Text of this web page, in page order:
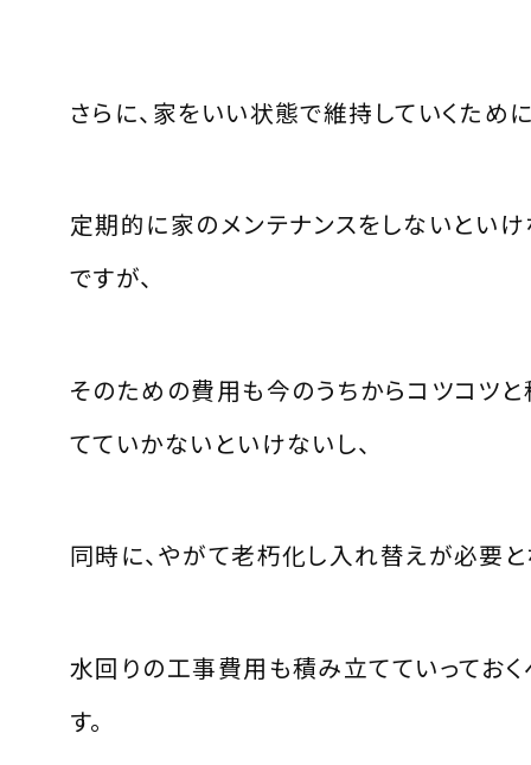
さらに、家をいい状態で維持していくため
定期的に家のメンテナンスをしないとい
ですが、
そのための費用も今のうちからコツコツ
てていかないといけないし、
同時に、やがて老朽化し入れ替えが必要
水回りの工事費用も積み立てていってお
す。